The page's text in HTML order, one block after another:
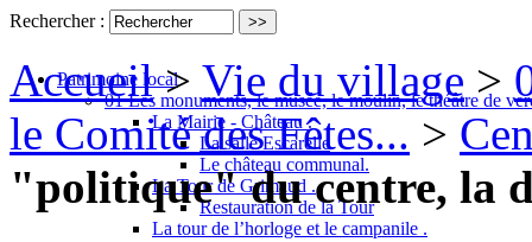
Patrimoine local
01 Les monuments, le musée, le moulin, le théâtre de
La Mairie - Château .
La salle Escarelle
Le château communal.
La Tour de Grimaud .
Restauration de la Tour
La tour de l’horloge et le campanile .
Rechercher :
Accueil> Vie du village >
le Comité des Fêtes... >
"politique" du centre, la